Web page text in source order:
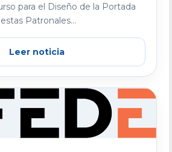
para el Diseño de la Portada
Patronales...
Leer noticia